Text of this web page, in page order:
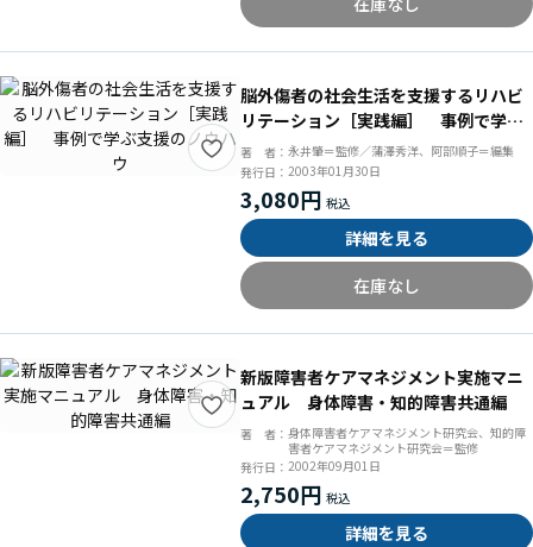
脳外傷者の社会生活を支援するリハビ
リテーション［実践編］ 事例で学ぶ
支援のノウハウ
著 者： 永井肇＝監修／蒲澤秀洋、阿部順子＝編集
発行日： 2003年01月30日
3,080円
詳細を見る
在庫なし
新版障害者ケアマネジメント実施マニ
ュアル 身体障害・知的障害共通編
著 者： 身体障害者ケアマネジメント研究会、知的障
害者ケアマネジメント研究会＝監修
発行日： 2002年09月01日
2,750円
詳細を見る